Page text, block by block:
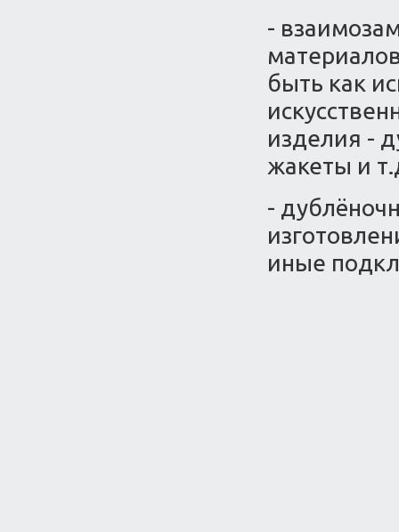
-
быть как
изделия -
жакеты и
-
иные